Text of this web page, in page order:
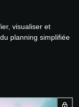
visualiser et
planning simplifiée